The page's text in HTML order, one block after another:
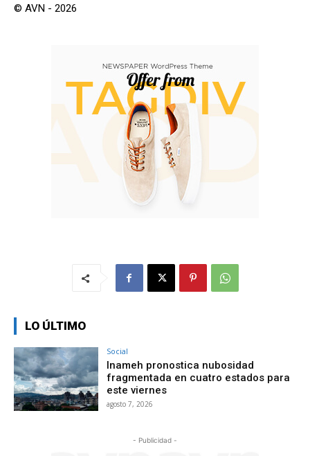
© AVN - 2026
LO ÚLTIMO
Social
Inameh pronostica nubosidad
fragmentada en cuatro estados para
este viernes
agosto 7, 2026
- Publicidad -